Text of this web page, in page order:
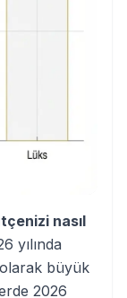
nasıl
yılında
büyük
2026